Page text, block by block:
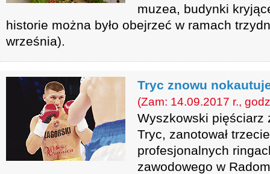
muzea, budynki
historie można było obejrzeć w ramach
września).
Tryc znowu
(Zam: 14.09.2017 r.,
Wyszkowski pięściarz
Tryc, zanotował
profesjonalnych
zawodowego w